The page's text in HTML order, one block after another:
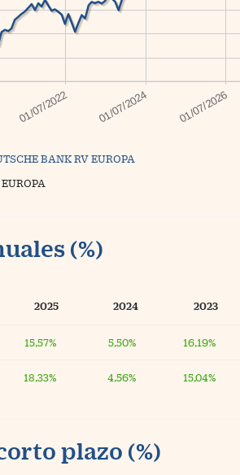
BANK RV EUROPA
(%)
2025 2024 2023
15,57% 5,50% 16,19%
18,33% 4,56% 15,04%
plazo (%)